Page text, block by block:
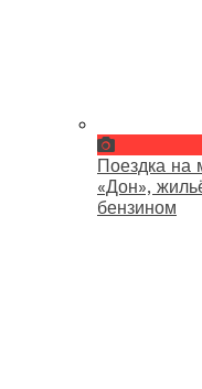
Поездка
«Дон»,
бензином